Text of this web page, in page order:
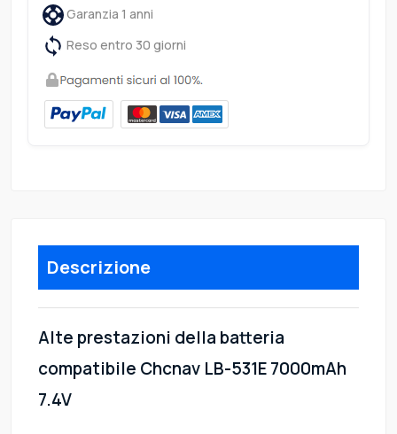
Garanzia 1 anni
Reso entro 30 giorni
Descrizione
Alte prestazioni della batteria
compatibile Chcnav LB-531E 7000mAh
7.4V